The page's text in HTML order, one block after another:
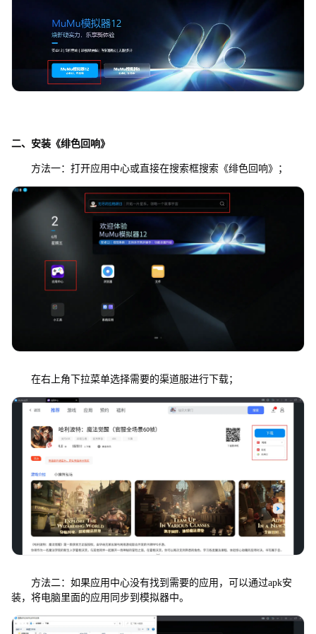
二、安装《绯色回响》
方法一：打开应用中心或直接在搜索框搜索《绯色回响》；
在右上角下拉菜单选择需要的渠道服进行下载；
方法二：如果应用中心没有找到需要的应用，可以通过apk安
装，将电脑里面的应用同步到模拟器中。